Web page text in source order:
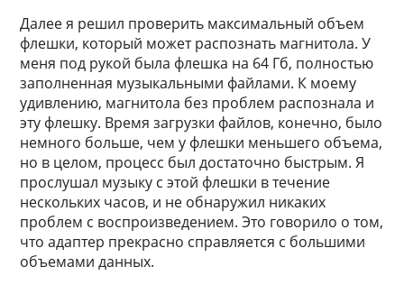
Далее я решил проверить максимальный объем
флешки, который может распознать магнитола. У
меня под рукой была флешка на 64 Гб, полностью
заполненная музыкальными файлами. К моему
удивлению, магнитола без проблем распознала и
эту флешку. Время загрузки файлов, конечно, было
немного больше, чем у флешки меньшего объема,
но в целом, процесс был достаточно быстрым. Я
прослушал музыку с этой флешки в течение
нескольких часов, и не обнаружил никаких
проблем с воспроизведением. Это говорило о том,
что адаптер прекрасно справляется с большими
объемами данных.